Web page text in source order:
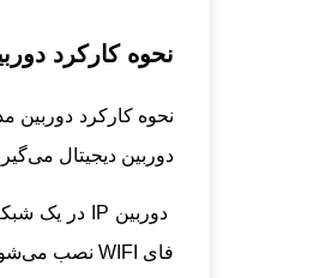
نحوه کارکرد
دوربین دیجیتال
فای WIFI نصب می‌شود.